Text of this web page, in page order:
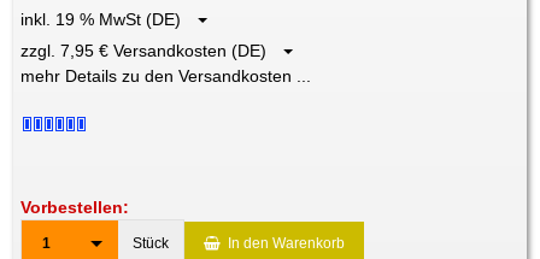
inkl. 19 % MwSt (DE)
zzgl. 7,95 € Versandkosten (DE)
mehr Details zu den Versandkosten ...
Vorbestellen:
1 Stück In den Warenkorb